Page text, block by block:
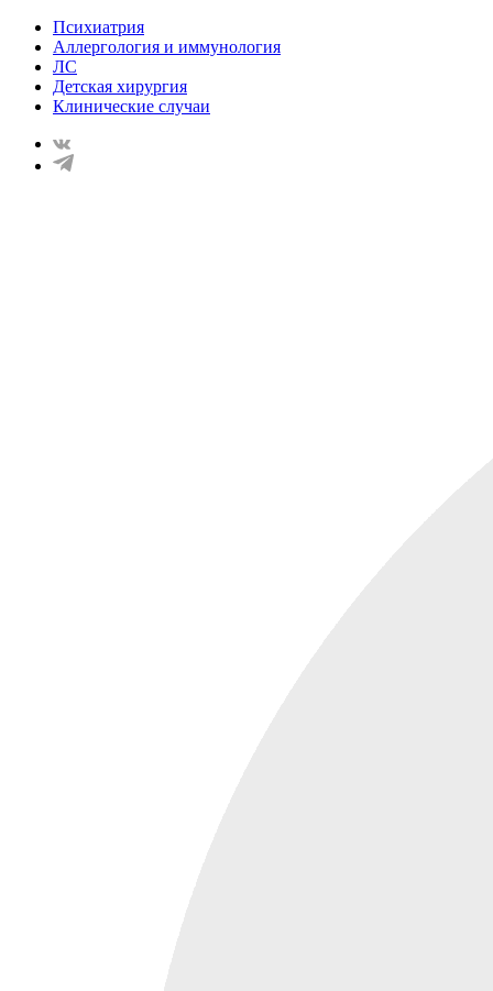
Психиатрия
Аллергология и иммунология
ЛС
Детская хирургия
Клинические случаи